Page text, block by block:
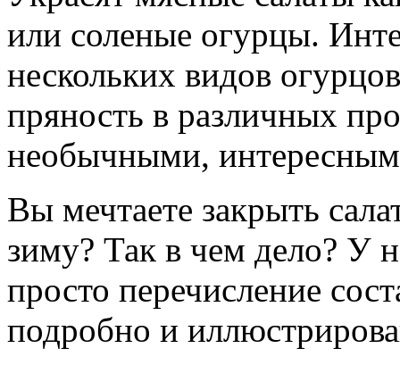
или соленые огурцы.
нескольких видов
пряность в различных
необычными,
Вы мечтаете закрыть
зиму? Так в чем дело? У
просто перечисление
подробно и